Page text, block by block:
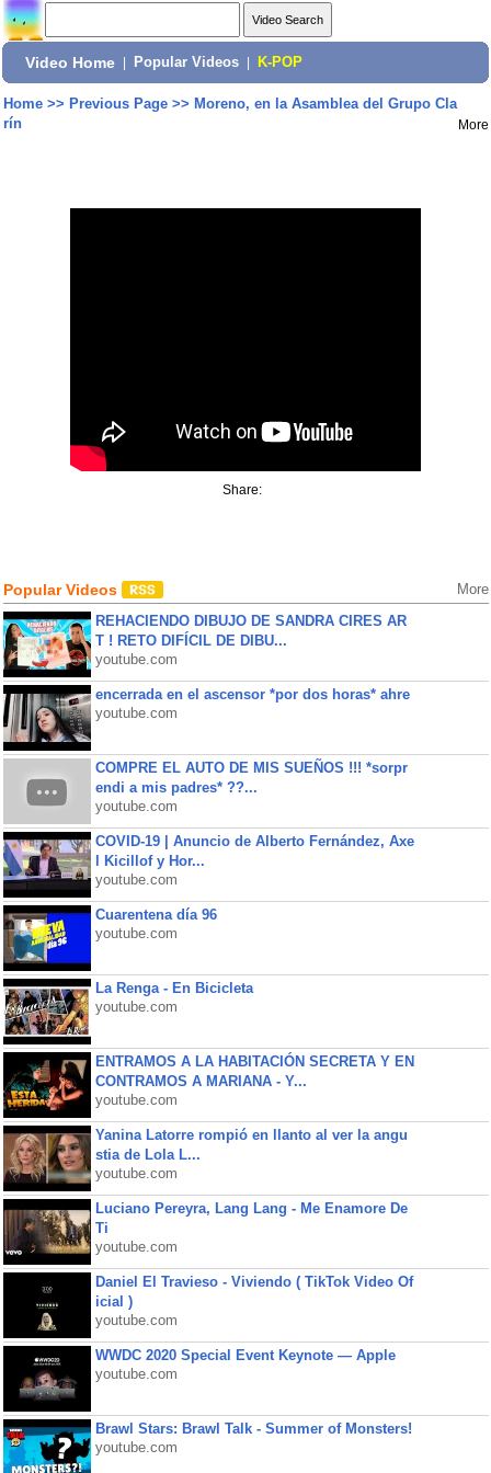
Video Home Popular Videos K-POP
Home>> Previous Page>> Moreno, en la Asamblea del Grupo Cla
rín
More
Share:
Popular Videos More
REHACIENDO DIBUJO DE SANDRA CIRES AR
T ! RETO DIFÍCIL DE DIBU...
youtube.com
encerrada en el ascensor *por dos horas* ahre
youtube.com
COMPRE EL AUTO DE MIS SUEÑOS !!! *sorpr
endi a mis padres* ??...
youtube.com
COVID-19 | Anuncio de Alberto Fernández, Axe
l Kicillof y Hor...
youtube.com
Cuarentena día 96
youtube.com
La Renga - En Bicicleta
youtube.com
ENTRAMOS A LA HABITACIÓN SECRETA Y EN
CONTRAMOS A MARIANA - Y...
youtube.com
Yanina Latorre rompió en llanto al ver la angu
stia de Lola L...
youtube.com
Luciano Pereyra, Lang Lang - Me Enamore De
Ti
youtube.com
Daniel El Travieso - Viviendo ( TikTok Video Of
icial )
youtube.com
WWDC 2020 Special Event Keynote — Apple
youtube.com
Brawl Stars: Brawl Talk - Summer of Monsters!
youtube.com